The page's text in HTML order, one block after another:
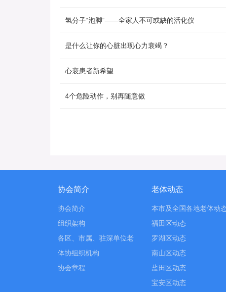
氢分子“泡脚”——全家人不可或缺的活化仪
是什么让你的心脏出现心力衰竭？
心衰患者新希望
4个危险动作，别再随意做
协会简介
协会简介
组织架构
各区、市属、驻深单位老
体协组织机构
协会章程
老体动态
本市及全国各地老体动
福田区动态
罗湖区动态
南山区动态
盐田区动态
宝安区动态